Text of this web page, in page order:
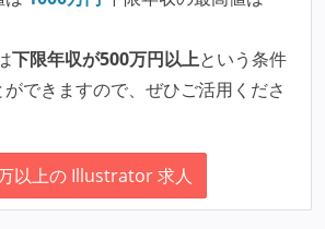
下限年収が500万円以上という条件
できますので、ぜひご活用くださ
以上の Illustrator 求人